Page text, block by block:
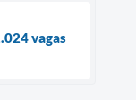
vagas